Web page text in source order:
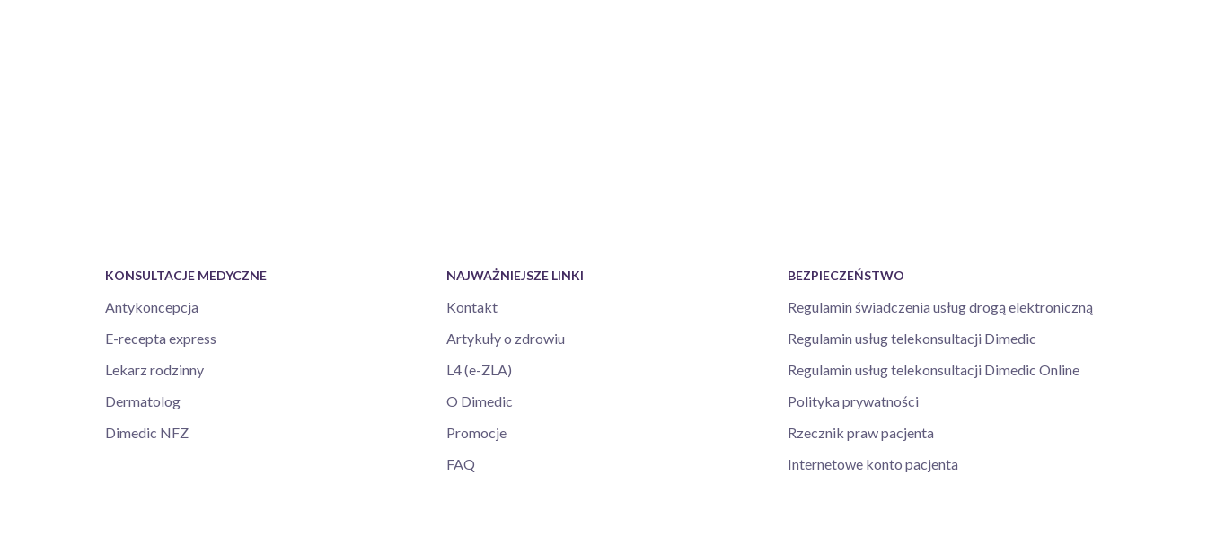
KONSULTACJE MEDYCZNE
Antykoncepcja
E-recepta express
Lekarz rodzinny
Dermatolog
Dimedic NFZ
NAJWAŻNIEJSZE LINKI
Kontakt
Artykuły o zdrowiu
L4 (e-ZLA)
O Dimedic
Promocje
FAQ
BEZPIECZEŃSTWO
Regulamin świadczenia usług drogą elektroniczną
Regulamin usług telekonsultacji Dimedic
Regulamin usług telekonsultacji Dimedic Online
Polityka prywatności
Rzecznik praw pacjenta
Internetowe konto pacjenta